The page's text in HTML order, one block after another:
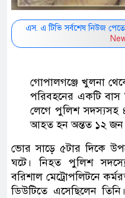
এস. এ টিভি সর্বশেষ নিউজ
গোপালগঞ্জে খুলনা
পরিবহনের একটি বাস
লেগে পুলিশ সদস্যসহ
আহত হন অন্তত ১২
ভোর সাড়ে ৫টার দিকে
ঘটে। নিহত পুলিশ
বরিশাল মেট্রোপলিটনে
ডিউটিতে এসেছিলেন